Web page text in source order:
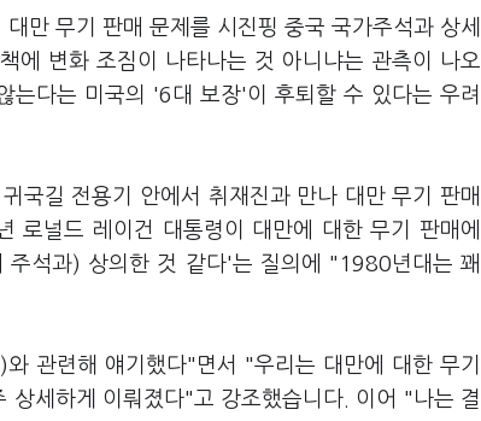
만 무기 판매 문제를 시진핑 중국 국가주석과 상세
에 변화 조짐이 나타나는 것 아니냐는 관측이 나오
는다는 미국의 '6대 보장'이 후퇴할 수 있다는 우려
국길 전용기 안에서 취재진과 만나 대만 무기 판매
널드 레이건 대통령이 대만에 대한 무기 판매에
주석과) 상의한 것 같다'는 질의에 "1980년대는 꽤
관련해 얘기했다"면서 "우리는 대만에 대한 무기
상세하게 이뤄졌다"고 강조했습니다. 이어 "나는 결